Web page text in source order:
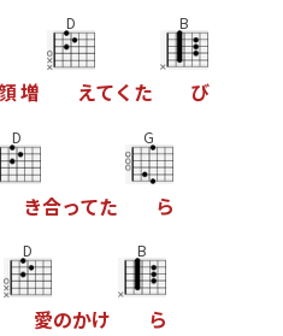
増
D
えてく た
B
び
D
き合ってた
G
ら
D
愛のかけ
B
ら